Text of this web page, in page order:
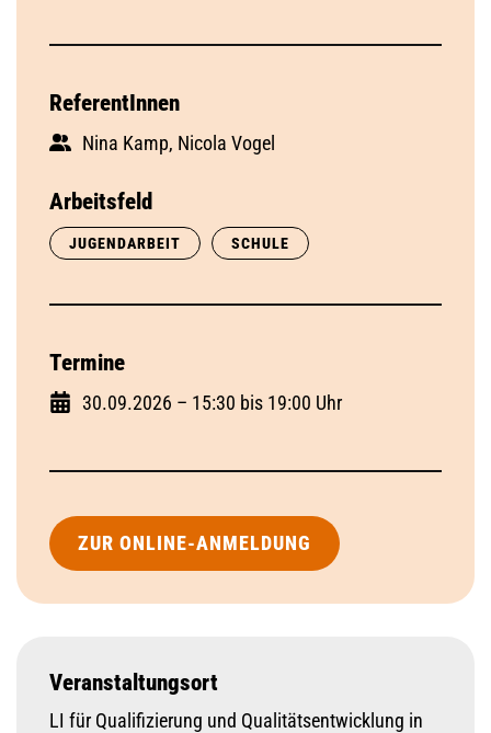
ReferentInnen
Nina Kamp, Nicola Vogel
Arbeitsfeld
JUGENDARBEIT SCHULE
Termine
30.09.2026 – 15:30 bis 19:00 Uhr
ZUR ONLINE-ANMELDUNG
Veranstaltungsort
LI für Qualifizierung und Qualitätsentwicklung in